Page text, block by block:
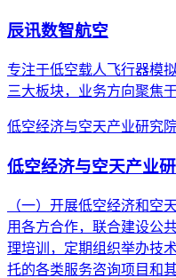
辰讯数智航空
专注于低空载人飞行器模
三大板块，业务方向聚焦
低空经济与空天产业研究
低空经济与空天产业
（一）开展低空经济和空
用各方合作，联合建设公
理培训，定期组织举办技
托的各类服务咨询项目和其